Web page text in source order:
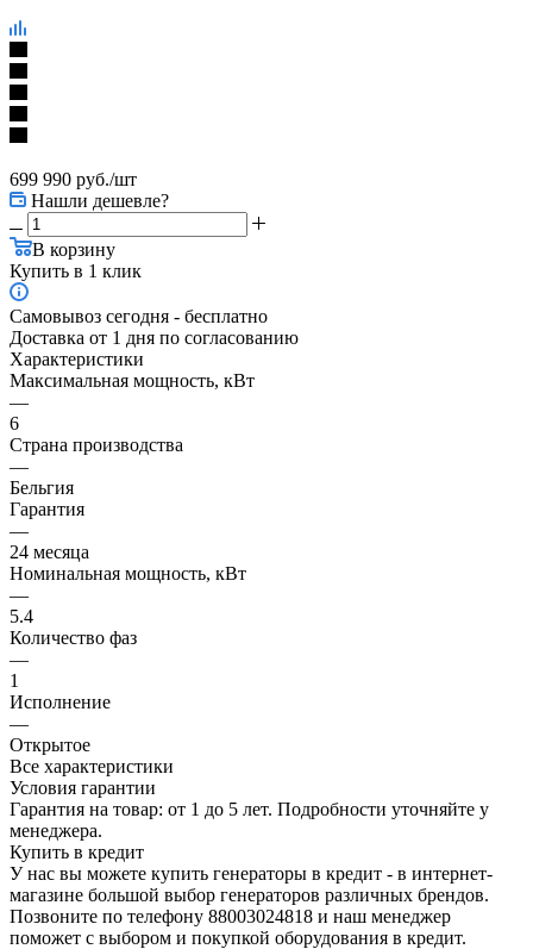
699 990 руб./шт
Нашли дешевле?
В корзину
Купить в 1 клик
Самовывоз сегодня - бесплатно
Доставка от 1 дня по согласованию
Характеристики
Максимальная мощность, кВт
—
6
Страна производства
—
Бельгия
Гарантия
—
24 месяца
Номинальная мощность, кВт
—
5.4
Количество фаз
—
1
Исполнение
—
Открытое
Все характеристики
Условия гарантии
Гарантия на товар: от 1 до 5 лет. Подробности уточняйте у
менеджера.
Купить в кредит
У нас вы можете купить генераторы в кредит - в интернет-
магазине большой выбор генераторов различных брендов.
Позвоните по телефону 88003024818 и наш менеджер
поможет с выбором и покупкой оборудования в кредит.